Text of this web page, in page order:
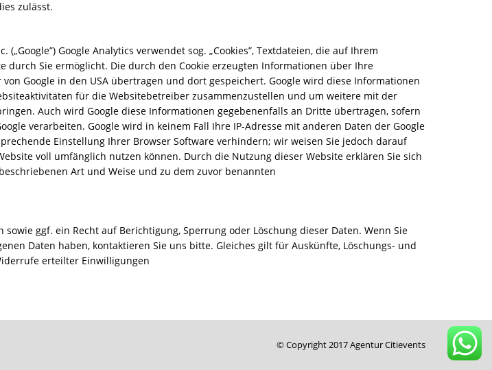
zulässt.
Google Analytics verwendet sog. „Cookies”, Textdateien, die auf Ihrem
Sie ermöglicht. Die durch den Cookie erzeugten Informationen über Ihre
Google in den USA übertragen und dort gespeichert. Google wird diese Informationen
für die Websitebetreiber zusammenzustellen und um weitere mit der
Auch wird Google diese Informationen gegebenenfalls an Dritte übertragen, sofern
verarbeiten. Google wird in keinem Fall Ihre IP-Adresse mit anderen Daten der Google
Einstellung Ihrer Browser Software verhindern; wir weisen Sie jedoch darauf
voll umfänglich nutzen können. Durch die Nutzung dieser Website erklären Sie sich
Art und Weise und zu dem zuvor benannten
ggf. ein Recht auf Berichtigung, Sperrung oder Löschung dieser Daten. Wenn Sie
Daten haben, kontaktieren Sie uns bitte. Gleiches gilt für Auskünfte, Löschungs- und
erteilter Einwilligungen
© Copyright 2017 Agentur Citievents